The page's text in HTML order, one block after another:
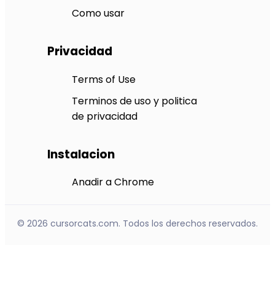
Como usar
Privacidad
Terms of Use
Terminos de uso y politica
de privacidad
Instalacion
Anadir a Chrome
© 2026 cursorcats.com. Todos los derechos reservados.